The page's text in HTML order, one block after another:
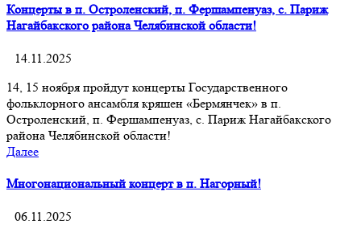
Концерты в п. Остроленский, п. Фершампенуаз, с. Париж
Нагайбакского района Челябинской области!
14.11.2025
14, 15 ноября пройдут концерты Государственного
фольклорного ансамбля кряшен «Бермянчек» в п.
Остроленский, п. Фершампенуаз, с. Париж Нагайбакского
района Челябинской области!
Далее
Многонациональный концерт в п. Нагорный!
06.11.2025